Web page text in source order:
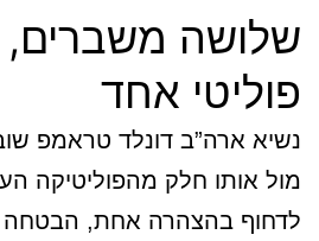
שלושה משברים,
פוליטי אחד
נשיא ארה”ב דונלד טראמפ
מול אותו חלק מהפוליטיקה
לדחוף בהצהרה אחת, הבטחה